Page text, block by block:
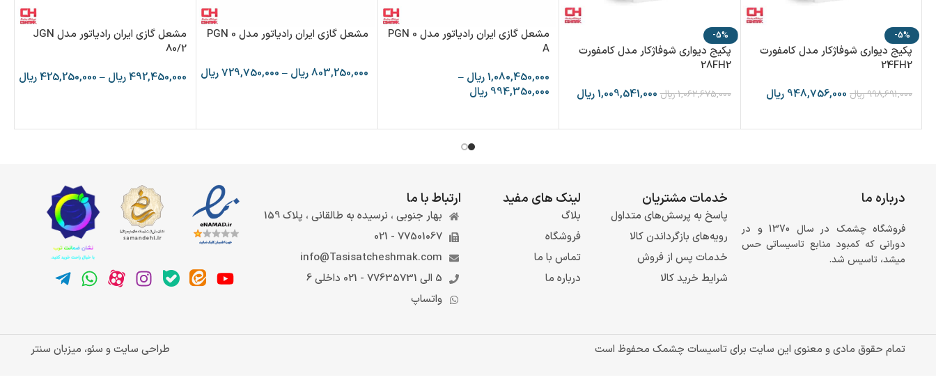
-5%
پکیج دیواری شوفاژکار مدل کامفورت
24FH2
998,691,000ریال 948,756,000 ریال
-5%
پکیج دیواری شوفاژکار مدل کامفورت
28FH2
1,062,675,000ریال 1,009,541,000ریال
مشعل گازی ایران رادیاتور مدل PGN 0
A
1,080,450,000ریال –
994,350,000 ریال
مشعل گازی ایران رادیاتور مدل PGN 0
803,250,000ریال –
729,750,000ریال
مشعل گازی ایران رادیاتور مدل JGN
80/2
492,450,000ریال –
425,250,000ریال
درباره ما
فروشگاه چشمک در سال 1370 و در
دورانی که کمبود منابع تاسیساتی حس
میشد، تاسیس شد.
خدمات مشتریان
پاسخ به پرسش‌های متداول
رویه‌های بازگرداندن کالا
خدمات پس از فروش
شرایط خرید کالا
لینک های مفید
بلاگ
فروشگاه
تماس با ما
درباره ما
ارتباط با ما
بهار جنوبی ، نرسیده به طالقانی ، پلاک 159
77501067 - 021
info@Tasisatcheshmak.com
5 الی 77635731 - 021 داخلی 6
واتساپ
تمام حقوق مادی و معنوی این سایت برای تاسیسات چشمک محفوظ است طراحی سایت و سئو، میزبان سنتر